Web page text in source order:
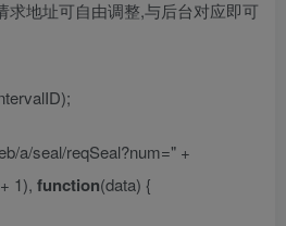
求地址可自由调整,与后台对应即可
a/seal/reqSeal?num=" +
1), function(data) {